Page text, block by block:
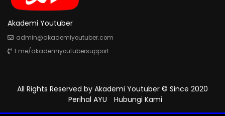
Akademi Youtuber
admin@akademiyoutuber.com
t.me/akademiyoutubersupport
All Rights Reserved by Akademi Youtuber © Since 2020
Perihal AYU
Hubungi Kami